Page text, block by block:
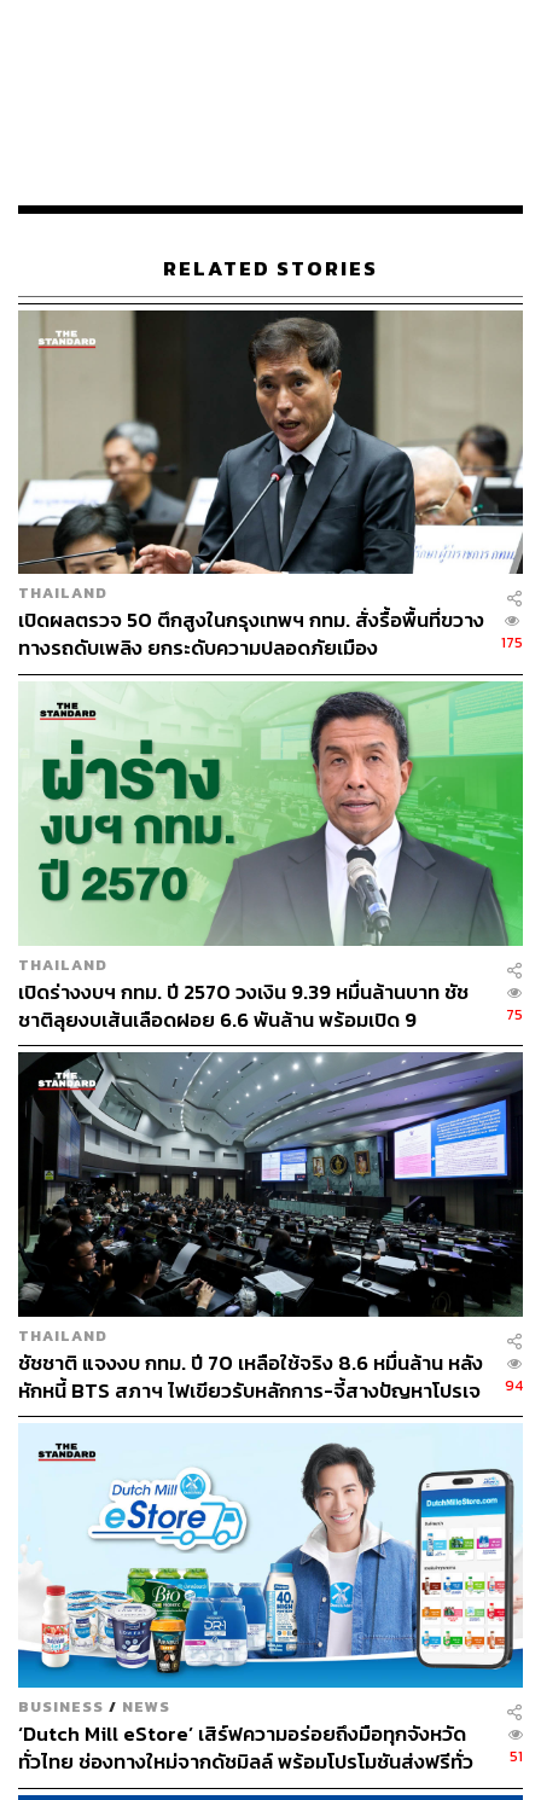
จึงเป็นที่มาของการออกคำสั่งระงับการก่อสร้างจนกว่าจะมี
การเปลี่ยนแปลง โดยวิศณุกล่าวย้ำว่า ก่อนที่ กทม. จะออกคำ
สั่งครั้งนี้เคยตักเตือนแล้ว ไม่ใช่อยู่ดีๆ จะมีคำสั่งเกิดขึ้น จากนี้
ผู้รับผิดชอบจะต้องใช้ช่วงที่หยุดก่อสร้าง หาแผนการปรับปรุง
แก้ไขมาเสนอทาง กทม. เพื่อที่จะได้กลับไปดำเนินงานต่อ แต่
หากยังไม่มีแผนที่เป็นรูปธรรม กทม. อาจจะขยายเวลาต่อไป
อีก
วิศณุกล่าวว่า หลังจากนี้พื้นที่อื่นๆ ก็จะมีการปฏิบัติมาตรการ
นี้เช่นกัน คือจะต้องตรวจดูความเรียบร้อย อย่าให้เกิดข้อร้อง
เรียน และต้องหาทางแก้ปัญหา ซึ่งทางการไฟฟ้านครหลวง
(กฟน.) ในฐานะหน่วยงานที่เกี่ยวข้อง ได้ช่วยย้ำเตือนให้ผู้รับ
ผิดชอบตรวจความเรียบร้อยในโครงการหลังจากนี้ร่วมด้วย
RELATED STORIES
THAILAND
เปิดผลตรวจ 50 ตึกสูงในกรุงเทพฯ กทม. สั่งรื้อพื้นที่ขวาง
ทางรถดับเพลิง ยกระดับความปลอดภัยเมือง
175
THAILAND
เปิดร่างงบฯ กทม. ปี 2570 วงเงิน 9.39 หมื่นล้านบาท ชัช
ชาติลุยงบเส้นเลือดฝอย 6.6 พันล้าน พร้อมเปิด 9
ยุทธศาสตร์พัฒนาเมือง
75
THAILAND
ชัชชาติ แจงงบ กทม. ปี 70 เหลือใช้จริง 8.6 หมื่นล้าน หลัง
หักหนี้ BTS สภาฯ ไฟเขียวรับหลักการ-จี้สางปัญหาโปรเจ
กต์ล่าช้า
94
BUSINESS / NEWS
‘Dutch Mill eStore’ เสิร์ฟความอร่อยถึงมือทุกจังหวัด
ทั่วไทย ช่องทางใหม่จากดัชมิลล์ พร้อมโปรโมชันส่งฟรีทั่ว
ประเทศ ส่งไว สั่งก่อนเที่ยง ได้ของวันถัดไป ส่งสินค้าแบบ
51